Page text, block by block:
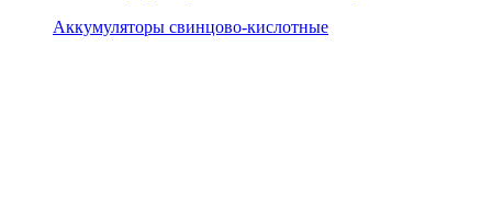
Аккумуляторы свинцово-кислотные